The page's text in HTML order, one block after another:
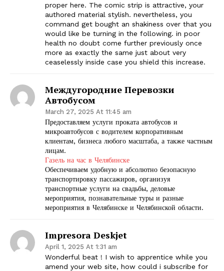
proper here. The comic strip is attractive, your
authored material stylish. nevertheless, you
command get bought an shakiness over that you
would like be turning in the following. in poor
health no doubt come further previously once
more as exactly the same just about very
ceaselessly inside case you shield this increase.
Междугородние Перевозки
Автобусом
March 27, 2025 At 11:45 am
Предоставляем услуги проката автобусов и
микроавтобусов с водителем корпоративным
клиентам, бизнеса любого масштаба, а также частным
лицам.
Газель на час в Челябинске
Обеспечиваем удобную и абсолютно безопасную
транспортировку пассажиров, организуя
транспортные услуги на свадьбы, деловые
мероприятия, познавательные туры и разные
мероприятия в Челябинске и Челябинской области.
Impresora Deskjet
April 1, 2025 At 1:31 am
Wonderful beat ! I wish to apprentice while you
amend your web site, how could i subscribe for